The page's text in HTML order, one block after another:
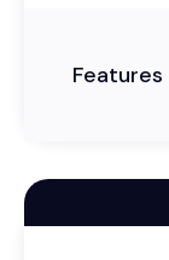
Features